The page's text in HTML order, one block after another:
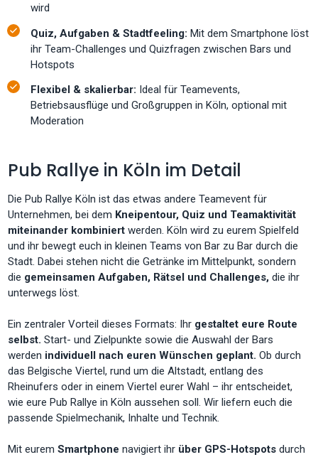
wird
Quiz, Aufgaben & Stadtfeeling:Mit dem Smartphone löst
ihr Team-Challenges und Quizfragen zwischen Bars und
Hotspots
Flexibel & skalierbar: Ideal für Teamevents,
Betriebsausflüge und Großgruppen in Köln, optional mit
Moderation
Pub Rallye in Köln im Detail
Die Pub Rallye Köln ist das etwas andere Teamevent für
Unternehmen, bei dem Kneipentour, Quiz und Teamaktivität
miteinander kombiniertwerden. Köln wird zu eurem Spielfeld
und ihr bewegt euch in kleinen Teams von Bar zu Bar durch die
Stadt. Dabei stehen nicht die Getränke im Mittelpunkt, sondern
die gemeinsamen Aufgaben, Rätsel und Challenges, die ihr
unterwegs löst.
Ein zentraler Vorteil dieses Formats: Ihr gestaltet eure Route
selbst.Start- und Zielpunkte sowie die Auswahl der Bars
werden individuell nach euren Wünschen geplant.Ob durch
das Belgische Viertel, rund um die Altstadt, entlang des
Rheinufers oder in einem Viertel eurer Wahl – ihr entscheidet,
wie eure Pub Rallye in Köln aussehen soll. Wir liefern euch die
passende Spielmechanik, Inhalte und Technik.
Mit euremSmartphone navigiert ihr über GPS-Hotspotsdurch